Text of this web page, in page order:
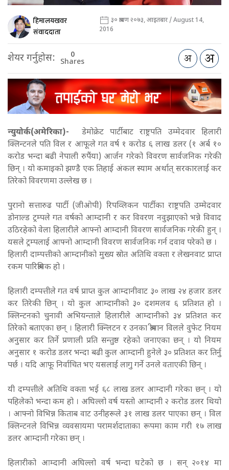
हिमालयखवर
संवाददाता
३० श्रावण २०७३, आइतबार / August 14,
2016
शेयर गर्नुहोस: 0
Shares
न्युयोर्क(अमेरिका)- डेमोक्रेट पार्टीबाट राष्ट्रपति उम्मेदवार हिलारी
क्लिन्टनले पति विल र आफूले गत वर्ष १ करोड ६ लाख डलर (१ अर्ब १०
करोड भन्दा बढी नेपाली रुपैंया) आर्जन गरेको विवरण सार्वजनिक गरेकी
छिन् । यो कमाइको झण्डै एक तिहाई अंकल स्याम अर्थात् सरकारलाई कर
तिरेको विवरणमा उल्लेख छ ।
पुरानो सत्तारुढ पार्टी (जीओपी) रिपव्लिकन पार्टीका राष्ट्रपति उम्मेदवार
डोनाल्ड ट्रम्पले गत वर्षको आम्दानी र कर विवरण नवुझाएको भन्ने विवाद
उठिरहेको वेला हिलारीले आफ्नो आम्दानी विवरण सार्वजनिक गरेकी हुन् ।
यसले ट्रम्पलाई आफ्नो आम्दानी विवरण सार्वजनिक गर्न दवाव परेको छ ।
हिलारी दाम्पत्तीको आम्दानीको मुख्य स्रोत अतिथि वक्ता र लेखनवाट प्राप्त
रकम पारिश्रमिक हो ।
हिलारी दम्पत्तीले गत वर्ष प्राप्त कुल आम्दानीवाट ३० लाख २४ हजार डलर
कर तिरेकी छिन् । यो कुल आम्दानीको ३० दशमलव ६ प्रतिशत हो ।
क्लिन्टनको चुनावी अभियन्ताले हिलारीले आम्दानीको ३४ प्रतिशत कर
तिरेको बताएका छन् । हिलारी क्न्लिटन र उनका श्रीमान विलले वुफेट नियम
अनुसार कर तिर्ने प्रणाली प्रति सन्तुष्ठ रहेको जनाएका छन् । यो नियम
अनुसार १ करोड डलर भन्दा बढी कुल आम्दानी हुनेले ३० प्रतिशत कर तिर्नु
पर्छ । यदि आफू निर्वाचित भए यसलाई लागु गर्ने उनले वताएकी छिन् ।
यी दम्पत्तीले अतिथि वक्ता भई ६८ लाख डलर आम्दानी गरेका छन् । यो
पहिलेको भन्दा कम हो । अघिल्लो वर्ष यस्तो आम्दानी २ करोड डलर थियो
। आफ्नो विभिन्न किताब वाट उनीहरूले ३१ लाख डलर पाएका छन् । विल
क्लिन्टनले विभिन्न व्यवसायमा परामर्शदाताका रूपमा काम गरी १७ लाख
डलर आम्दानी गरेका छन् ।
हिलारीको आम्दानी अघिल्लो वर्ष भन्दा घटेको छ । सन् २०१४ मा